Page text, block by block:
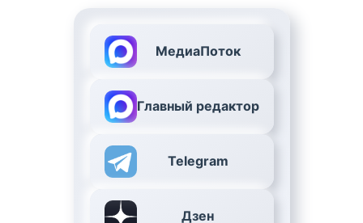
МедиаПоток
Главный редактор
Telegram
Дзен